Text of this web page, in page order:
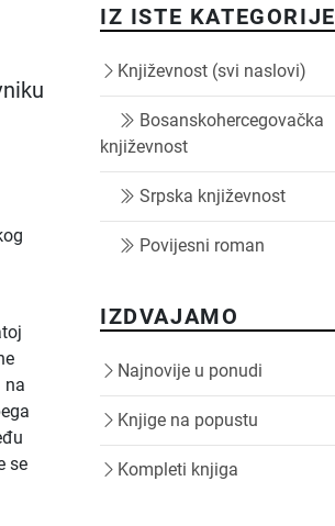
na
se
IZ ISTE KATEGORIJE
Književnost (svi naslovi)
Bosanskohercegovačka
književnost
Srpska književnost
Povijesni roman
IZDVAJAMO
Najnovije u ponudi
Knjige na popustu
Kompleti knjiga